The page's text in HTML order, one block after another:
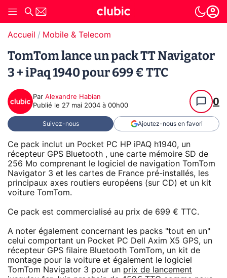
Accueil Mobile & Telecom
TomTom lance un pack TT Navigator
3 + iPaq 1940 pour 699 € TTC
Par Alexandre Habian
Publié le 27 mai 2004 à 00h00 0
Suivez-nous Ajoutez-nous en favori
Ce pack inclut un Pocket PC HP iPAQ h1940, un
récepteur GPS Bluetooth , une carte mémoire SD de
256 Mo comprenant le logiciel de navigation TomTom
Navigator 3 et les cartes de France pré-installés, les
principaux axes routiers européens (sur CD) et un kit
voiture TomTom.
Ce pack est commercialisé au prix de 699 € TTC.
A noter également concernant les packs "tout en un"
celui comportant un Pocket PC Dell Axim X5 GPS, un
récepteur GPS filaire Bluetooth TomTom, un kit de
montage pour la voiture et également le logiciel
TomTom Navigator 3 pour un prix de lancement